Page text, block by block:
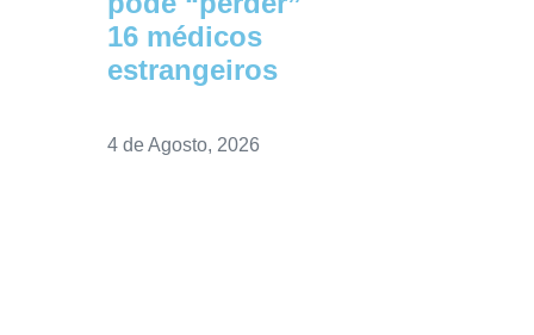
16 médicos
estrangeiros
4 de Agosto, 2026